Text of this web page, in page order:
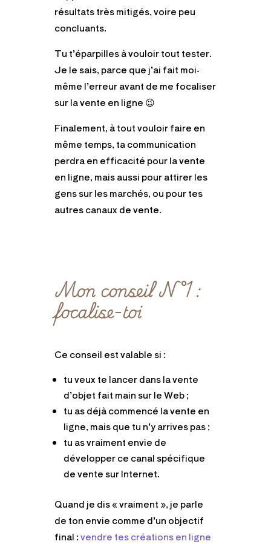
résultats très mitigés, voire peu
concluants.
Tu t’éparpilles à vouloir tout tester.
Je le sais, parce que j’ai fait moi-
même l’erreur avant de me focaliser
sur la vente en ligne 😉
Finalement, à tout vouloir faire en
même temps, ta communication
perdra en efficacité pour la vente
en ligne, mais aussi pour attirer les
gens sur les marchés, ou pour tes
autres canaux de vente.
Mon conseil N°1 :
focalise-toi
Ce conseil est valable si :
tu veux te lancer dans la vente
d’objet fait main sur le Web ;
tu as déjà commencé la vente en
ligne, mais que tu n’y arrives pas ;
tu as vraiment envie de
développer ce canal spécifique
de vente sur Internet.
Quand je dis « vraiment », je parle
de ton envie comme d’un objectif
final :vendre tes créations en ligne